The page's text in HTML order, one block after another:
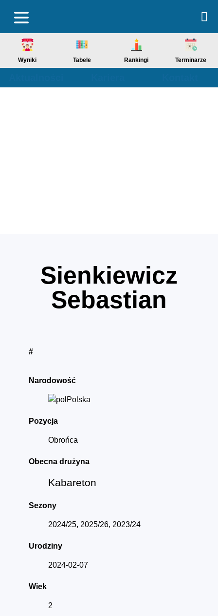
Wyniki Tabele Rankingi Terminarze
Sienkiewicz
Sebastian
#
Narodowość
Polska
Pozycja
Obrońca
Obecna drużyna
Kabareton
Sezony
2024/25, 2025/26, 2023/24
Urodziny
2024-02-07
Wiek
2